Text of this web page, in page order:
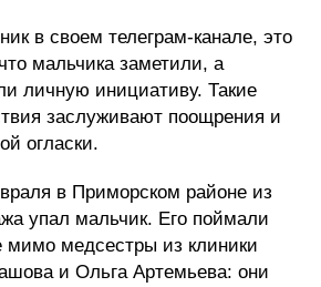
в своем телеграм-канале, это
мальчика заметили, а
личную инициативу. Такие
заслуживают поощрения и
огласки.
в Приморском районе из
упал мальчик. Его поймали
медсестры из клиники
и Ольга Артемьева: они